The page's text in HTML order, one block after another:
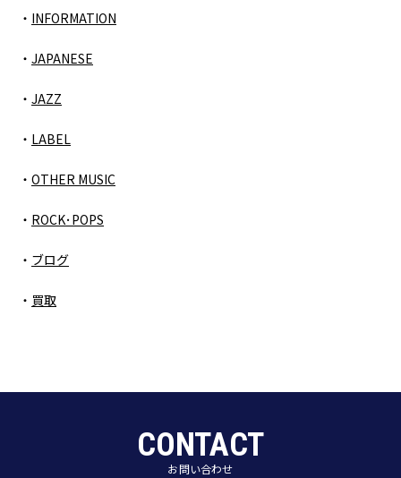
INFORMATION
JAPANESE
JAZZ
LABEL
OTHER MUSIC
ROCK･POPS
ブログ
買取
CONTACT
お問い合わせ